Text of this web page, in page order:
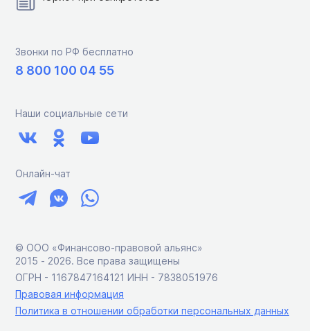
Звонки по РФ бесплатно
8 800 100 04 55
Наши социальные сети
Онлайн-чат
© ООО «Финансово-правовой альянс»
2015 ‑ 2026. Все права защищены
ОГРН - 1167847164121 ИНН - 7838051976
Правовая информация
Политика в отношении обработки персональных данных